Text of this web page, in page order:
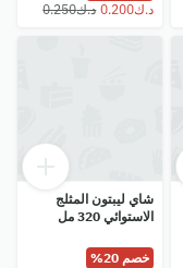
⁦د.ك0.250⁩
شاي ليبتون المثلج
الاستوائي 320 مل
خصم 20%